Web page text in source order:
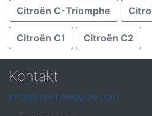
Citroën C-Triomphe
Citroën C1 Citroën C2
Kontakt
info@tirewheelguide.com